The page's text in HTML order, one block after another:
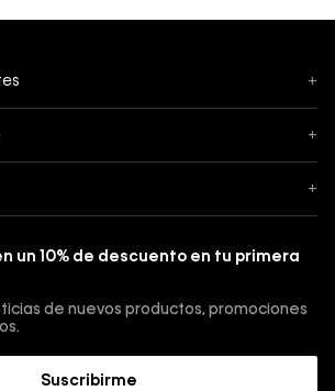
+
+
+
un 10% de descuento en tu primera
de nuevos productos, promociones
Suscribirme